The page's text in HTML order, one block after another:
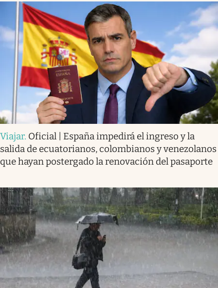
Viajar. Oficial | España impedirá el ingreso y la
salida de ecuatorianos, colombianos y venezolanos
que hayan postergado la renovación del pasaporte